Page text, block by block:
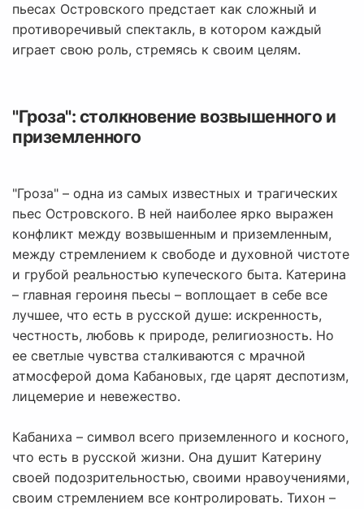
пьесах Островского предстает как сложный и
противоречивый спектакль, в котором каждый
играет свою роль, стремясь к своим целям.
"Гроза": столкновение возвышенного и
приземленного
"Гроза" – одна из самых известных и трагических
пьес Островского. В ней наиболее ярко выражен
конфликт между возвышенным и приземленным,
между стремлением к свободе и духовной чистоте
и грубой реальностью купеческого быта. Катерина
– главная героиня пьесы – воплощает в себе все
лучшее, что есть в русской душе: искренность,
честность, любовь к природе, религиозность. Но
ее светлые чувства сталкиваются с мрачной
атмосферой дома Кабановых, где царят деспотизм,
лицемерие и невежество.
Кабаниха – символ всего приземленного и косного,
что есть в русской жизни. Она душит Катерину
своей подозрительностью, своими нравоучениями,
своим стремлением все контролировать. Тихон –